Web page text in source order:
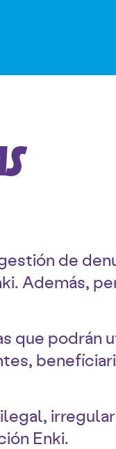
de
Además,
que podrán
Enki.